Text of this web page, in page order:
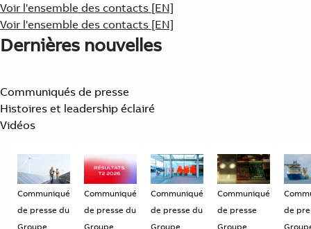
Voir l'ensemble des contacts [EN]
Voir l'ensemble des contacts [EN]
Dernières nouvelles
Communiqués de presse
Histoires et leadership éclairé
Vidéos
Communiqué
de presse du
Groupe
Communiqué
de presse du
Groupe
Communiqué
de presse du
Groupe
Communiqué
de presse
Groupe
de